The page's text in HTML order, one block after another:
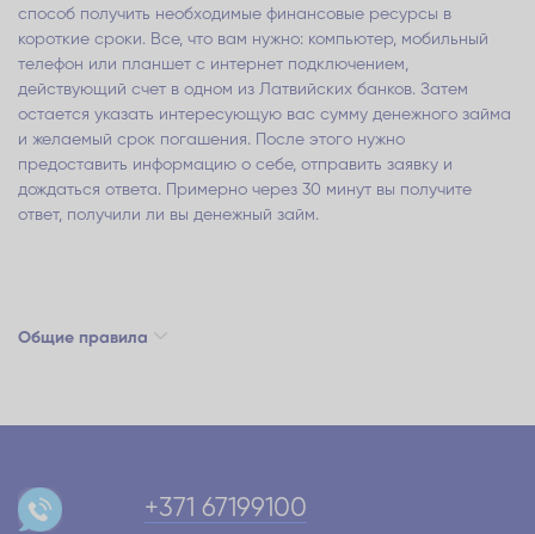
способ получить необходимые финансовые ресурсы в
короткие сроки. Все, что вам нужно: компьютер, мобильный
телефон или планшет с интернет подключением,
действующий счет в одном из Латвийских банков. Затем
остается указать интересующую вас сумму денежного займа
и желаемый срок погашения. После этого нужно
предоставить информацию о себе, отправить заявку и
дождаться ответа. Примерно через 30 минут вы получите
ответ, получили ли вы денежный займ.
Общие правила
+371 67199100